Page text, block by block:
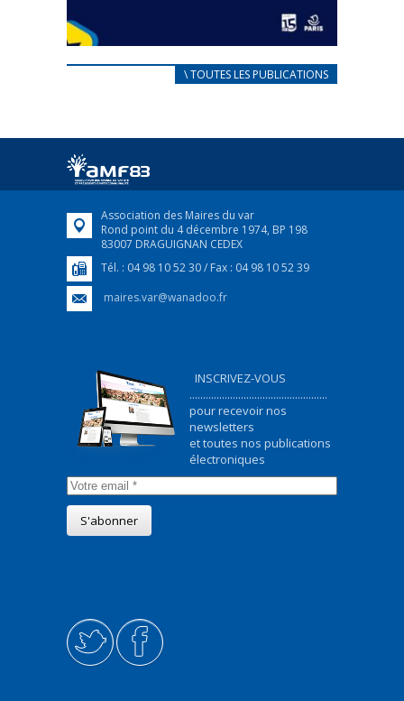
CARNET D’ACCUEIL
Afin d’accompagner au mieux les réfugiés
FEUILLETER
\ TOUTES LES PUBLICATIONS
Association des Maires du var
Rond point du 4 décembre 1974, BP 198
83007 DRAGUIGNAN CEDEX
Tél. : 04 98 10 52 30 / Fax : 04 98 10 52 39
maires.var@wanadoo.fr
INSCRIVEZ-VOUS
...................................................
pour recevoir nos
newsletters
et toutes nos publications
électroniques